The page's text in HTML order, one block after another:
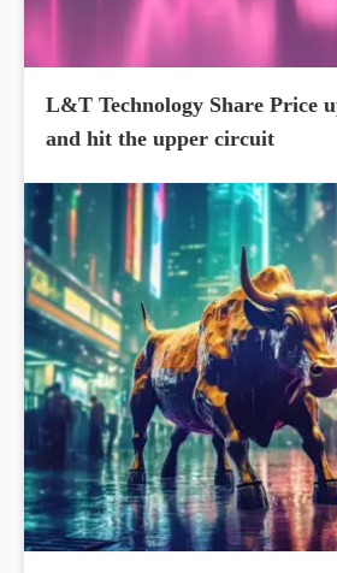
L&T Technology Share Price
and hit the upper circuit